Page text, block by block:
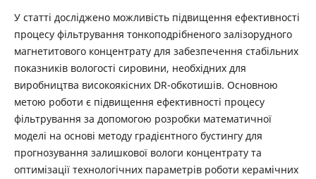
У статті досліджено можливість підвищення ефективності
процесу фільтрування тонкоподрібненого залізорудного
магнетитового концентрату для забезпечення стабільних
показників вологості сировини, необхідних для
виробництва високоякісних DR-обкотишів. Основною
метою роботи є підвищення ефективності процесу
фільтрування за допомогою розробки математичної
моделі на основі методу градієнтного бустингу для
прогнозування залишкової вологи концентрату та
оптимізації технологічних параметрів роботи керамічних